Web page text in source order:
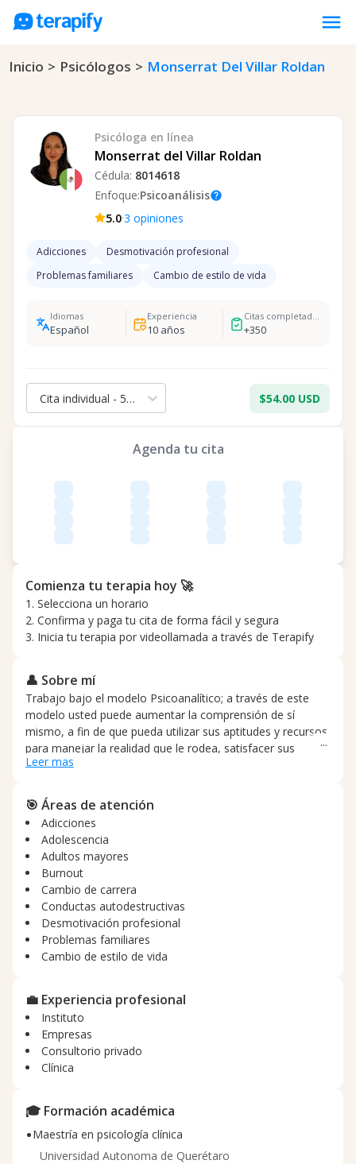
menu
Psicólogos en línea
Opiniones
Empresas
Preguntas frecuentes
Inicio > Psicólogos > Monserrat Del Villar Roldan
Psicóloga en línea
Monserrat del Villar Roldan
Cédula: 8014618
Enfoque:Psicoanálisishelp
5.0·3 opiniones
Adicciones
Desmotivación profesional
Problemas familiares
Cambio de estilo de vida
Idiomas
Español
Experiencia
10 años
Citas completadas
+350
Cita individual - 50 min. $54.00 USD
Agenda tu cita
Comienza tu terapia hoy 🚀
1. Selecciona un horario
2. Confirma y paga tu cita de forma fácil y segura
3. Inicia tu terapia por videollamada a través de Terapify
👤 Sobre mí
Trabajo bajo el modelo ​Psicoanalítico; a través de este
modelo usted puede aumentar la comprensión de sí
mismo, a fin de que pueda utilizar sus aptitudes y recursos
para manejar la realidad que le rodea, satisfacer sus
necesidades afectivas y sociales y resolver las dificultades
pueda tomar sus propias determinaciones con mayor
libertad y conciencia.
Leer mas
🎯 Áreas de atención
Adicciones
Adolescencia
Adultos mayores
Burnout
Cambio de carrera
Conductas autodestructivas
Desmotivación profesional
Problemas familiares
Cambio de estilo de vida
💼 Experiencia profesional
Instituto
Empresas
Consultorio privado
Clínica
🎓 Formación académica
•Maestría en psicología clínica
Universidad Autonoma de Querétaro